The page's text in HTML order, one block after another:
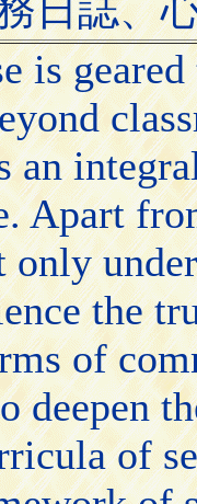
日誌、
is
an
Apart
only
the
of
deepen
of